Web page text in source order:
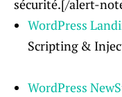
sécurité.[/alert-
WordPress
Scripting &
WordPress